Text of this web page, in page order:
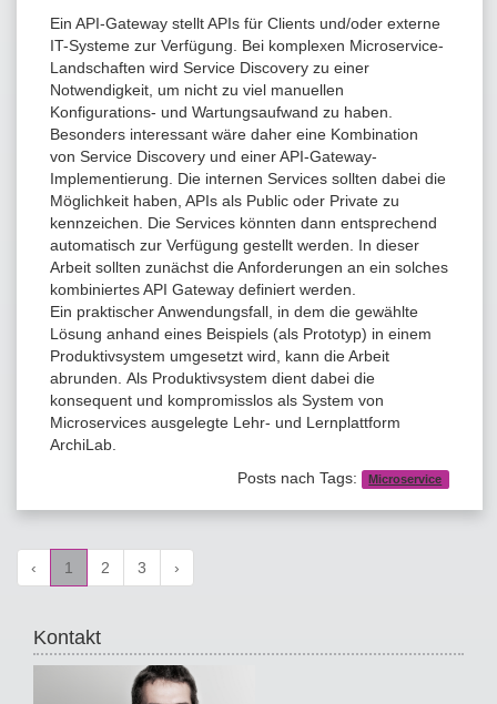
Ein API-Gateway stellt APIs für Clients und/oder externe
IT-Systeme zur Verfügung. Bei komplexen Microservice-
Landschaften wird Service Discovery zu einer
Notwendigkeit, um nicht zu viel manuellen
Konfigurations- und Wartungsaufwand zu haben.
Besonders interessant wäre daher eine Kombination
von Service Discovery und einer API-Gateway-
Implementierung. Die internen Services sollten dabei die
Möglichkeit haben, APIs als Public oder Private zu
kennzeichen. Die Services könnten dann entsprechend
automatisch zur Verfügung gestellt werden. In dieser
Arbeit sollten zunächst die Anforderungen an ein solches
kombiniertes API Gateway definiert werden.
Ein praktischer Anwendungsfall, in dem die gewählte
Lösung anhand eines Beispiels (als Prototyp) in einem
Produktivsystem umgesetzt wird, kann die Arbeit
abrunden. Als Produktivsystem dient dabei die
konsequent und kompromisslos als System von
Microservices ausgelegte Lehr- und Lernplattform
ArchiLab.
Posts nach Tags:
Microservice
‹ 1 2 3 ›
Kontakt